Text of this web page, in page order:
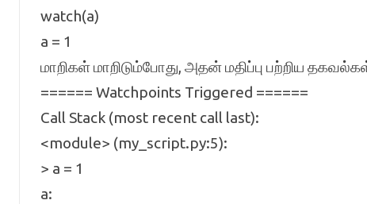
watch(a)
a = 1
மாறிகள் மாறிடும்போது, அதன் மதிப்பு பற்றிய
====== Watchpoints Triggered ======
Call Stack (most recent call last):
<module> (my_script.py:5):
> a = 1
a: